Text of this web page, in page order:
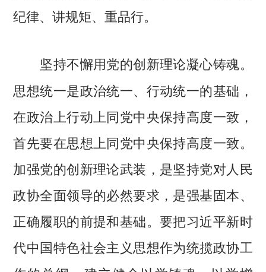
纪律、讲规矩、重品行。
坚持不懈用党的创新理论凝心铸魂。
思想统一是政治统一、行动统一的基础，
在政治上行动上同党中央保持高度一致，
首先要在思想上同党中央保持高度一致。
加强党的创新理论武装，是坚持党对人民
政协全面领导的必然要求，是强基固本、
正确履职的前提和基础。要把习近平新时
代中国特色社会主义思想作为统揽政协工